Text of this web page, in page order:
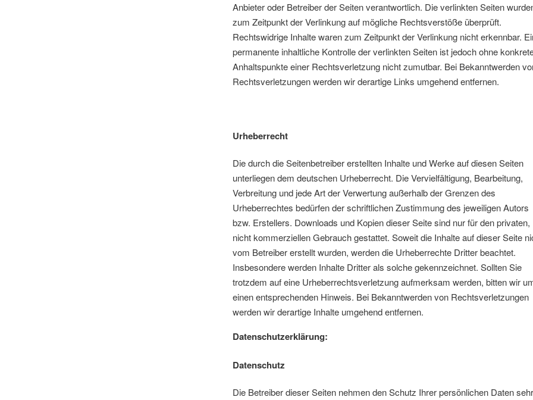
Anbieter oder Betreiber der Seiten verantwortlich. Die verlinkten Seiten
zum Zeitpunkt der Verlinkung auf mögliche Rechtsverstöße überprüft.
Rechtswidrige Inhalte waren zum Zeitpunkt der Verlinkung nicht erkennbar.
permanente inhaltliche Kontrolle der verlinkten Seiten ist jedoch ohne
Anhaltspunkte einer Rechtsverletzung nicht zumutbar. Bei Bekanntwerden
Rechtsverletzungen werden wir derartige Links umgehend entfernen.
Urheberrecht
Die durch die Seitenbetreiber erstellten Inhalte und Werke auf diesen Seiten
unterliegen dem deutschen Urheberrecht. Die Vervielfältigung, Bearbeitung,
Verbreitung und jede Art der Verwertung außerhalb der Grenzen des
Urheberrechtes bedürfen der schriftlichen Zustimmung des jeweiligen Autors
bzw. Erstellers. Downloads und Kopien dieser Seite sind nur für den privaten,
nicht kommerziellen Gebrauch gestattet. Soweit die Inhalte auf dieser Seite
vom Betreiber erstellt wurden, werden die Urheberrechte Dritter beachtet.
Insbesondere werden Inhalte Dritter als solche gekennzeichnet. Sollten Sie
trotzdem auf eine Urheberrechtsverletzung aufmerksam werden, bitten wir
einen entsprechenden Hinweis. Bei Bekanntwerden von Rechtsverletzungen
werden wir derartige Inhalte umgehend entfernen.
Datenschutzerklärung:
Datenschutz
Die Betreiber dieser Seiten nehmen den Schutz Ihrer persönlichen Daten sehr